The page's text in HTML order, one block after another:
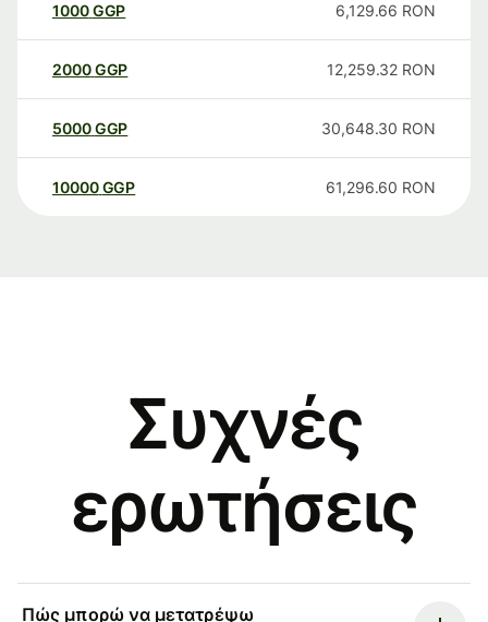
1000GGP 6,129.66 RON
2000GGP 12,259.32 RON
5000GGP 30,648.30 RON
10000 GGP 61,296.60 RON
Συχνές
ερωτήσεις
Πώς μπορώ να μετατρέψω